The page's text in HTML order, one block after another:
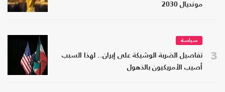
مونديال 2030
3
سياسة
تفاصيل الضربة الوشيكة على إيران.. لهذا السبب
أصيب الأمريكيون بالذهول